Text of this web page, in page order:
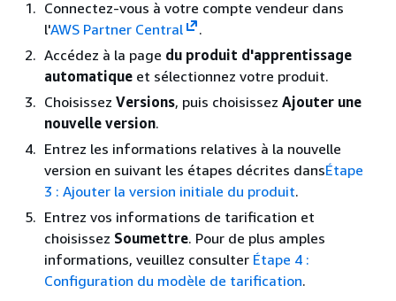
Connectez-vous à votre compte vendeur dans
l'AWS Partner Central
.
Accédez à la page du produit d'apprentissage
automatique et sélectionnez votre produit.
Choisissez Versions, puis choisissez Ajouter une
nouvelle version.
Entrez les informations relatives à la nouvelle
version en suivant les étapes décrites dansÉtape
3 : Ajouter la version initiale du produit.
Entrez vos informations de tarification et
choisissez Soumettre. Pour de plus amples
informations, veuillez consulter Étape 4 :
Configuration du modèle de tarification.